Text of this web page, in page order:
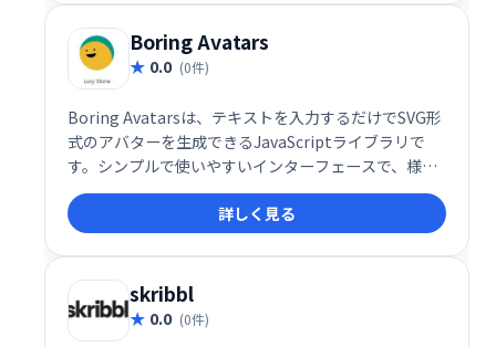
Boring Avatars
0.0 (0件)
Boring Avatarsは、テキストを入力するだけでSVG形
式のアバターを生成できるJavaScriptライブラリで
す。シンプルで使いやすいインターフェースで、様々
な用途に合わせたアバター作成が可能です。手軽に個
性的なアバターを作成したい開発者におすすめです。
詳しく見る
skribbl
0.0 (0件)